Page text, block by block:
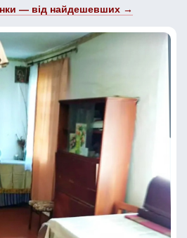
— від найдешевших →